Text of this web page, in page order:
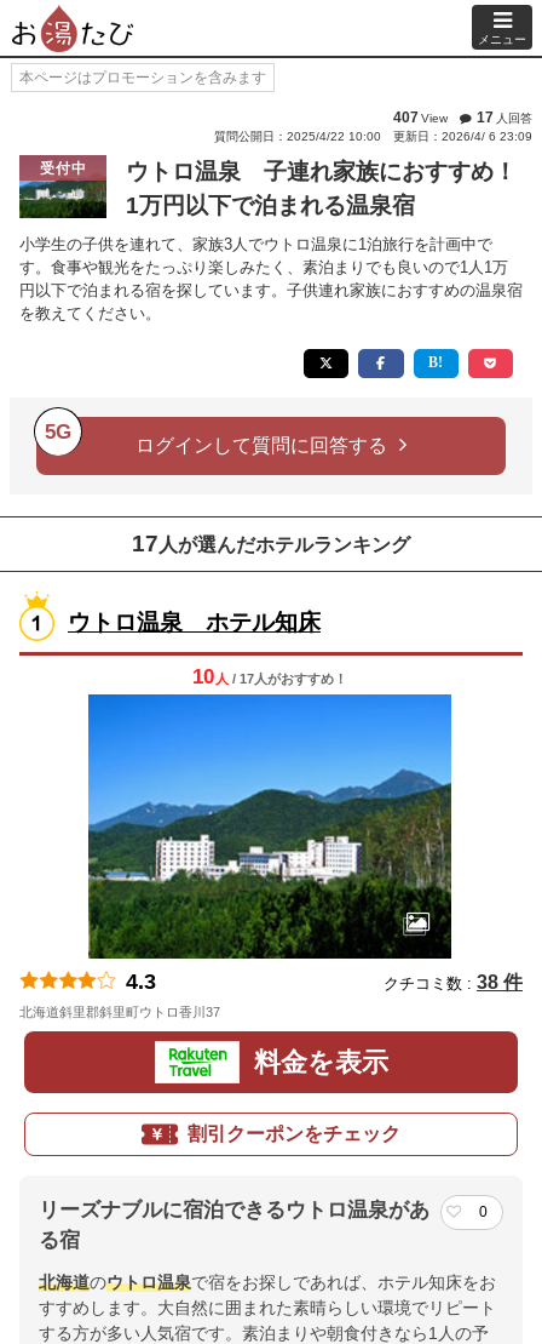
メニュー
本ページはプロモーションを含みます
407View 17 人回答
質問公開日：2025/4/22 10:00
更新日：2026/4/ 6 23:09
受付中
ウトロ温泉 子連れ家族におすすめ！
1万円以下で泊まれる温泉宿
小学生の子供を連れて、家族3人でウトロ温泉に1泊旅行を計画中で
す。食事や観光をたっぷり楽しみたく、素泊まりでも良いので1人1万
円以下で泊まれる宿を探しています。子供連れ家族におすすめの温泉宿
を教えてください。
5G
ログインして質問に回答する
17 人が選んだホテルランキング
ウトロ温泉 ホテル知床
10 人 / 17人がおすすめ！
4.3 クチコミ数 : 38 件
北海道斜里郡斜里町ウトロ香川37
料金を表示
割引クーポンをチェック
リーズナブルに宿泊できるウトロ温泉があ
る宿
0
北海道のウトロ温泉で宿をお探しであれば、ホテル知床をお
すすめします。大自然に囲まれた素晴らしい環境でリピート
する方が多い人気宿です。素泊まりや朝食付きなら1人の予